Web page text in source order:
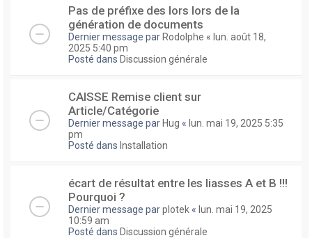
Pas de préfixe des lors lors de la
génération de documents
Dernier message par Rodolphe « lun. août 18,
2025 5:40 pm
Posté dans Discussion générale
CAISSE Remise client sur
Article/Catégorie
Dernier message par Hug « lun. mai 19, 2025 5:35
pm
Posté dans Installation
écart de résultat entre les liasses A et B !!!
Pourquoi ?
Dernier message parplotek « lun. mai 19, 2025
10:59 am
Posté dans Discussion générale